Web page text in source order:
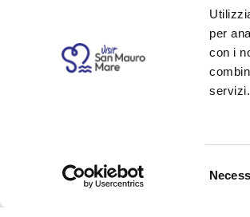
per
con i
servizi.
Servizi e
Nessun periodo